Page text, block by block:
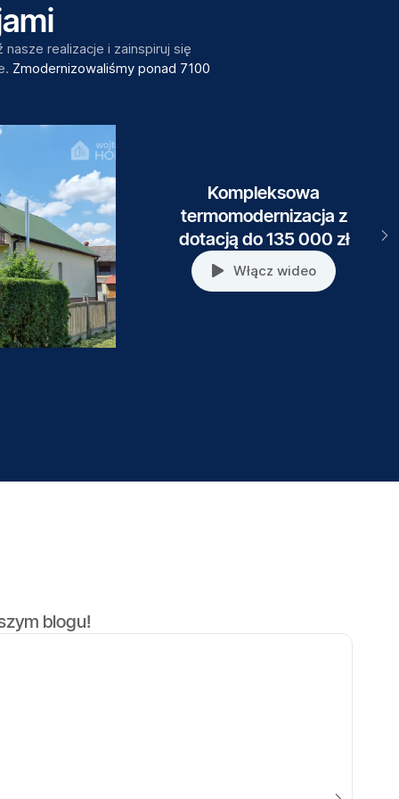
realizacje i zainspiruj się
Zmodernizowaliśmy ponad 7100
Kompleksowa
termomodernizacja z
dotacją do 135 000 zł
Włącz wideo
blogu!